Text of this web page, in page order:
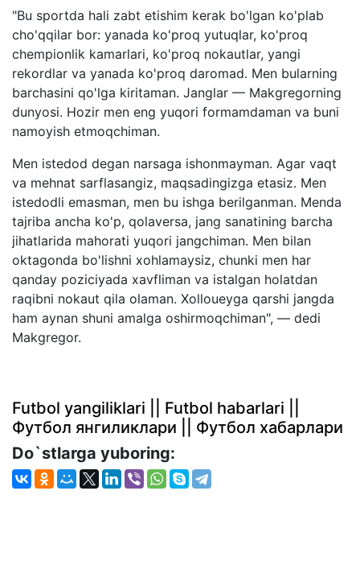
"Bu sportda hali zabt etishim kerak bo'lgan ko'plab
cho'qqilar bor: yanada ko'proq yutuqlar, ko'proq
chempionlik kamarlari, ko'proq nokautlar, yangi
rekordlar va yanada ko'proq daromad. Men bularning
barchasini qo'lga kiritaman. Janglar — Makgregorning
dunyosi. Hozir men eng yuqori formamdaman va buni
namoyish etmoqchiman.
Men istedod degan narsaga ishonmayman. Agar vaqt
va mehnat sarflasangiz, maqsadingizga etasiz. Men
istedodli emasman, men bu ishga berilganman. Menda
tajriba ancha ko'p, qolaversa, jang sanatining barcha
jihatlarida mahorati yuqori jangchiman. Men bilan
oktagonda bo'lishni xohlamaysiz, chunki men har
qanday poziciyada xavfliman va istalgan holatdan
raqibni nokaut qila olaman. Xolloueyga qarshi jangda
ham aynan shuni amalga oshirmoqchiman", — dedi
Makgregor.
Futbol yangiliklari || Futbol habarlari ||
Футбол янгиликлари || Футбол хабарлари
Do`stlarga yuboring: